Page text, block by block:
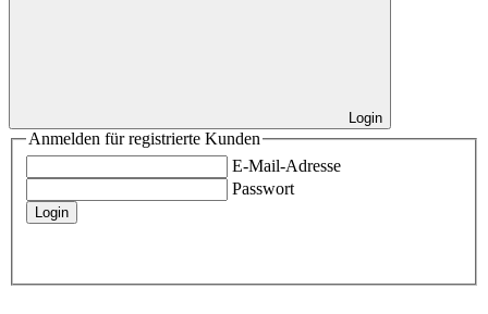
Login
Anmelden für registrierte Kunden
E-Mail-Adresse
Passwort
Login